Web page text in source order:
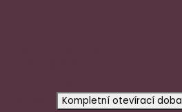
Kompletní otevírací doba